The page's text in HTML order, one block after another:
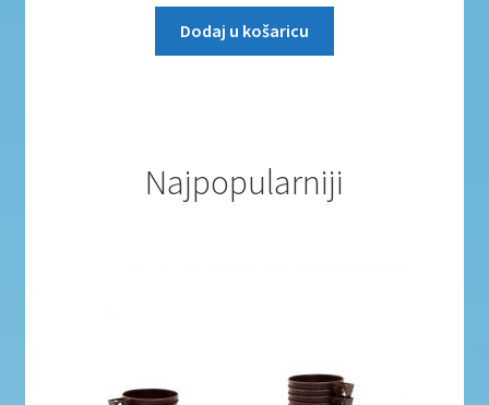
Dodaj u košaricu
Najpopularniji